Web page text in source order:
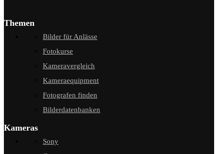
Themen
Bilder für Anlässe
Fotokurse
Kameravergleich
Kameraequipment
Fotografen finden
Bilderdatenbanken
Kameras
Sony